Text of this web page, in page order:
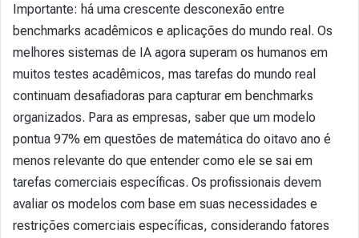
Importante: há uma crescente desconexão entre
benchmarks acadêmicos e aplicações do mundo real. Os
melhores sistemas de IA agora superam os humanos em
muitos testes acadêmicos, mas tarefas do mundo real
continuam desafiadoras para capturar em benchmarks
organizados. Para as empresas, saber que um modelo
pontua 97% em questões de matemática do oitavo ano é
menos relevante do que entender como ele se sai em
tarefas comerciais específicas. Os profissionais devem
avaliar os modelos com base em suas necessidades e
restrições comerciais específicas, considerando fatores